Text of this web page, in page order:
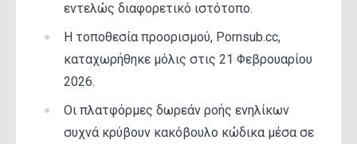
εντελώς διαφορετικό ιστότοπο.
Η τοποθεσία προορισμού, Pornsub.cc,
καταχωρήθηκε μόλις στις 21 Φεβρουαρίου
2026.
Οι πλατφόρμες δωρεάν ροής ενηλίκων
συχνά κρύβουν κακόβουλο κώδικα μέσα σε